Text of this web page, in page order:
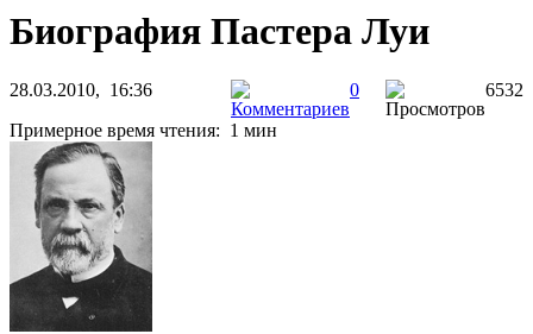
Биография Пастера Луи
28.03.2010, 16:36 0
6532
Примерное время чтения: 1 мин